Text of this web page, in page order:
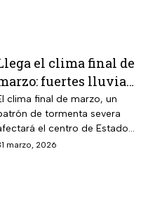
el clima final de
fuertes lluvias
riesgo de
en EUA
clima final de marzo, un
de tormenta severa
el centro de Estados
esta semana, dejará
marzo, 2026